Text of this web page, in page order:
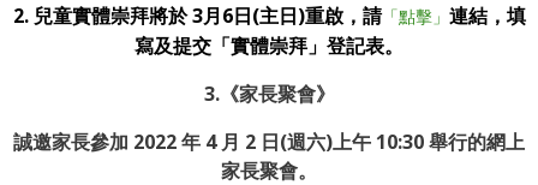
2. 兒童實體崇拜將於 3月6日(主日)重啟，請「點擊」 連結，填
寫及提交「實體崇拜」登記表。
3.《家長聚會》
誠邀家長參加 2022 年 4 月 2 日(週六)上午 10:30 舉行的網上
家長聚會。